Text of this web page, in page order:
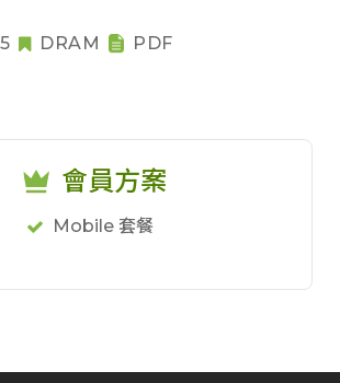
DRAM PDF
會員方案
Mobile 套餐